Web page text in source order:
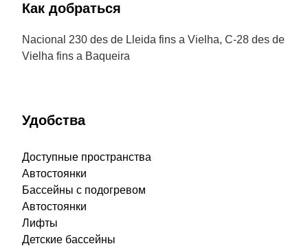
Как добраться
Nacional 230 des de Lleida fins a Vielha, C-28 des de
Vielha fins a Baqueira
Удобства
Доступные пространства
Автостоянки
Бассейны с подогревом
Автостоянки
Лифты
Детские бассейны